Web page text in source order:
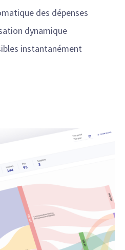
des dépenses
dynamique
instantanément